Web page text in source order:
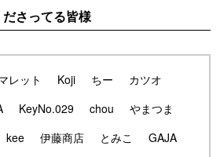
さってる皆様
レット Koji ちー
カツオ
KeyNo.029 chou
やまつま
kee 伊藤商店 とみこ
GAJA